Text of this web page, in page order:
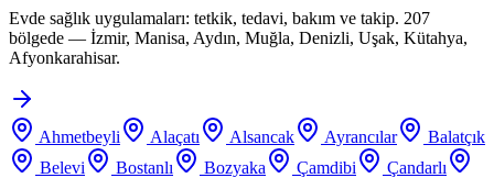
Evde sağlık uygulamaları: tetkik, tedavi, bakım ve takip. 207
bölgede — İzmir, Manisa, Aydın, Muğla, Denizli, Uşak, Kütahya,
Afyonkarahisar.
Ahmetbeyli Alaçatı Alsancak Ayrancılar
Balatçık
Belevi
Bostanlı Bozyaka Çamdibi
Çandarlı